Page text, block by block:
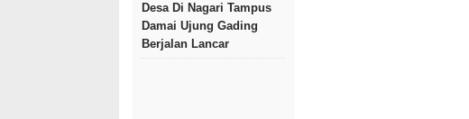
Desa Di Nagari Tampus
Damai Ujung Gading
Berjalan Lancar